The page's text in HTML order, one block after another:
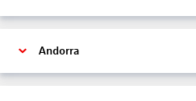
Andorra